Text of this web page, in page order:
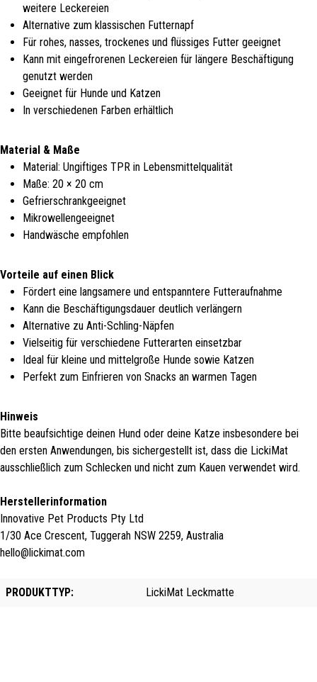
weitere Leckereien
Alternative zum klassischen Futternapf
Für rohes, nasses, trockenes und flüssiges Futter geeignet
Kann mit eingefrorenen Leckereien für längere Beschäftigung
genutzt werden
Geeignet für Hunde und Katzen
In verschiedenen Farben erhältlich
Material & Maße
Material: Ungiftiges TPR in Lebensmittelqualität
Maße: 20 × 20 cm
Gefrierschrankgeeignet
Mikrowellengeeignet
Handwäsche empfohlen
Vorteile auf einen Blick
Fördert eine langsamere und entspanntere Futteraufnahme
Kann die Beschäftigungsdauer deutlich verlängern
Alternative zu Anti-Schling-Näpfen
Vielseitig für verschiedene Futterarten einsetzbar
Ideal für kleine und mittelgroße Hunde sowie Katzen
Perfekt zum Einfrieren von Snacks an warmen Tagen
Hinweis
Bitte beaufsichtige deinen Hund oder deine Katze insbesondere bei
den ersten Anwendungen, bis sichergestellt ist, dass die LickiMat
ausschließlich zum Schlecken und nicht zum Kauen verwendet wird.
Herstellerinformation
Innovative Pet Products Pty Ltd
1/30 Ace Crescent, Tuggerah NSW 2259, Australia
hello@lickimat.com
PRODUKTTYP: LickiMat Leckmatte